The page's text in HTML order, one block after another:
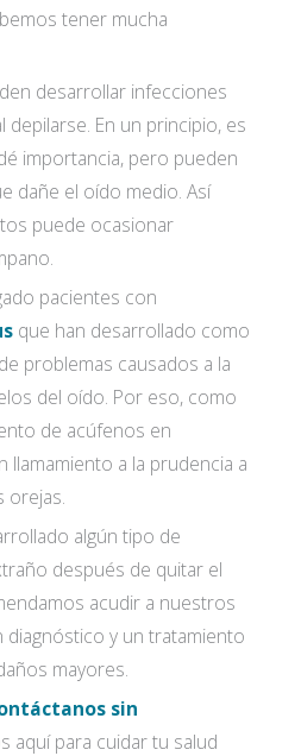
tener mucha
desarrollar infecciones
En un principio, es
importancia, pero pueden
dañe el oído medio. Así
puede ocasionar
pacientes con
que han desarrollado como
problemas causados a la
del oído. Por eso, como
de acúfenos en
llamamiento a la prudencia a
orejas.
algún tipo de
después de quitar el
acudir a nuestros
y un tratamiento
mayores.
sin
aquí para cuidar tu salud